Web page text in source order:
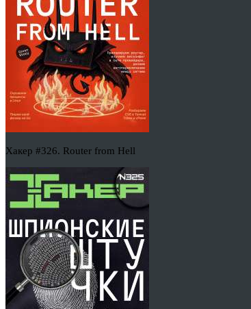
Хакер #326. Router from Hell